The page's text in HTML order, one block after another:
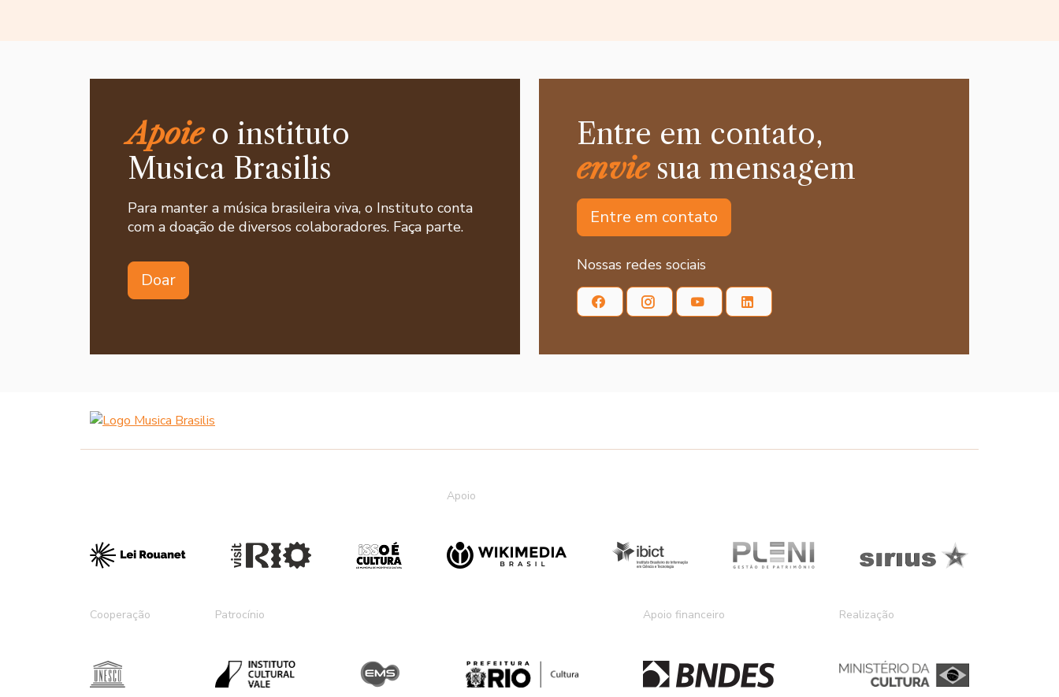
Apoieo instituto
Musica Brasilis
Para manter a música brasileira viva, o Instituto conta
com a doação de diversos colaboradores. Faça parte.
Doar
Entre em contato,
enviesua mensagem
Entre em contato
Nossas redes sociais
Apoio
Cooperação Patrocínio Apoio financeiro Realização